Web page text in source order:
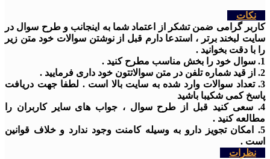
نکات
کاربر گرامی ضمن تشکر از اعتماد شما به اینجانب و طرح سوال در
سایت لبخند برتر ، استدعا دارم قبل از نوشتن سوالات خود متن زیر
را با دقت بخوانید .
1. سوال خود را بخش مناسب مطرح کنید .
2. از قید شماره تلفن در متن سوالاتتون خود داری فرمایید .
3. تعداد سوالات وارد شده به سایت بالا است . لطفا جهت دریافت
پاسخ کمی شکیبا باشید
4. سعی کنید قبل از طرح سوال ، جواب های سایر کاربران را
مطالعه کنید .
5. امکان تجویز دارو به وسیله کامنت وجود ندارد و خلاف قوانین
است .
نظرات